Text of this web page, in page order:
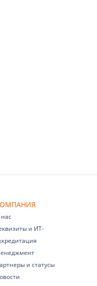
и ИТ-
и статусы